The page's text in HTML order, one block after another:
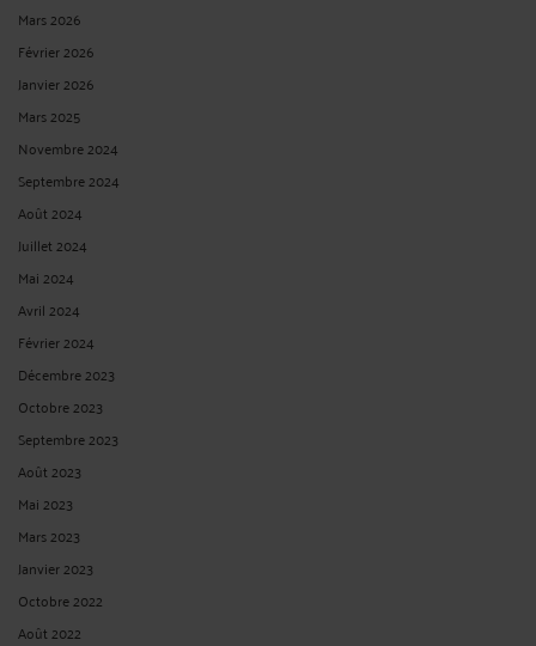
Mars 2026
Février 2026
Janvier 2026
Mars 2025
Novembre 2024
Septembre 2024
Août 2024
Juillet 2024
Mai 2024
Avril 2024
Février 2024
Décembre 2023
Octobre 2023
Septembre 2023
Août 2023
Mai 2023
Mars 2023
Janvier 2023
Octobre 2022
Août 2022